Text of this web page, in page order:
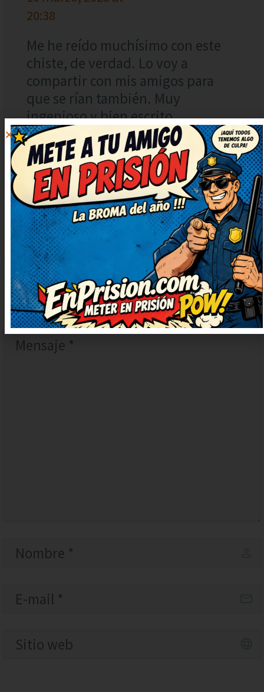
20:38
Me he reído muchísimo con este
chiste, de verdad. Lo voy a
compartir con mis amigos para
que se rían también. Muy
ingenioso y bien escrito,
¡enhorabuena! Me he quedado
con una sonrisa tonta, ¡genial!
DEJAR
UN
COMENTARIO